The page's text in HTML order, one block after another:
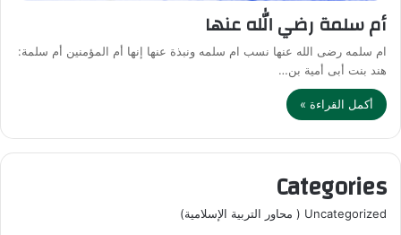
أم سلمة رضي الله عنها
ام سلمه رضى الله عنها نسب ام سلمه ونبذة عنها إنها أم المؤمنين أم سلمة:
هند بنت أبى أمية بن…
أكمل القراءة »
Categories
Uncategorized ( محاور التربية الإسلامية)